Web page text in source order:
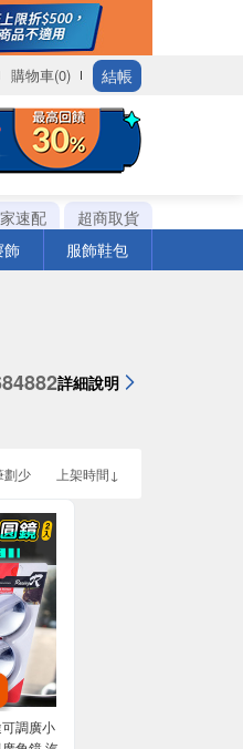
購物車(0) 結帳
家速配
超商取貨
飾 服飾鞋包
詳細說明
劃少 上架時間↓
可調廣小